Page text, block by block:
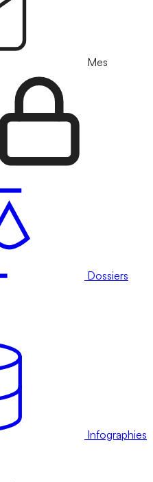
Mes
Dossiers
Infographies